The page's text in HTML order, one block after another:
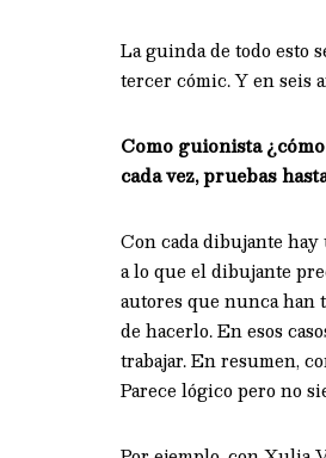
La guinda de todo esto
tercer cómic. Y en seis
Como guionista
cada vez, pruebas
Con cada dibujante
a lo que el dibujante
autores que nunca han
de hacerlo. En esos
trabajar. En resumen,
Parece lógico pero no